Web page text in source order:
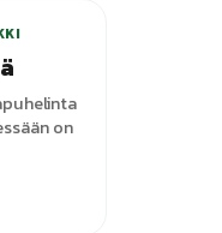
on